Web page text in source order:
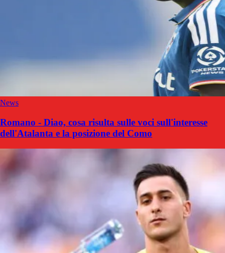
News
Romano - Diao, cosa risulta sulle voci sull'interesse
dell'Atalanta e la posizione del Como